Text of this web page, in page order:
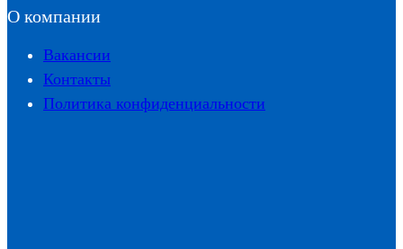
О компании
Вакансии
Контакты
Политика конфиденциальности